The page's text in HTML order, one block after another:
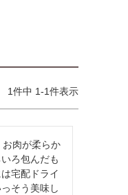
1件中 1-1件表示
肉が柔らか
ろ包んだも
宅配ドライ
そう美味し